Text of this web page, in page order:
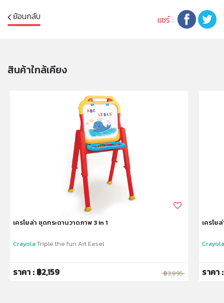
และข้วางปา ควรอยู่ในการดูแลของผู้ปกครอง
x(H)29.21cm.
แตกต่างกับของจริง
* เหมาะสำหรับ เด็กอายุ 3ปีขึ้นไป
สินค้าอาจมีการเปลี่ยนแปลงลวดลาย สีสันบนผลิตภัณฑ์ หรือ
แพ็คเกจโดยร้านฯอาจไม่สามารถแจ้งให้ทราบล่วงหน้า และสี
ของผลิตภัณฑ์ที่แสดงบนเว็บไซต์อาจมีความแตกต่างกันจาก
การตั้งค่าการแสดงผลสีของแต่ละหน้าจอ
ห้ามแยกชิ้นส่วนออกจากกัน ชิ้นส่วนมีขนาดเล็ก เด็กควรใช้
และขว้างปา
ย้อนกลับ แชร์ :
สินค้าใกล้เคียง
เครโยล่า ชุดกระดานวาดภาพ 3 in 1
CrayolaTriple the fun Art Easel
ราคา : ฿2,159 ฿3,895
เครโย
ราคา